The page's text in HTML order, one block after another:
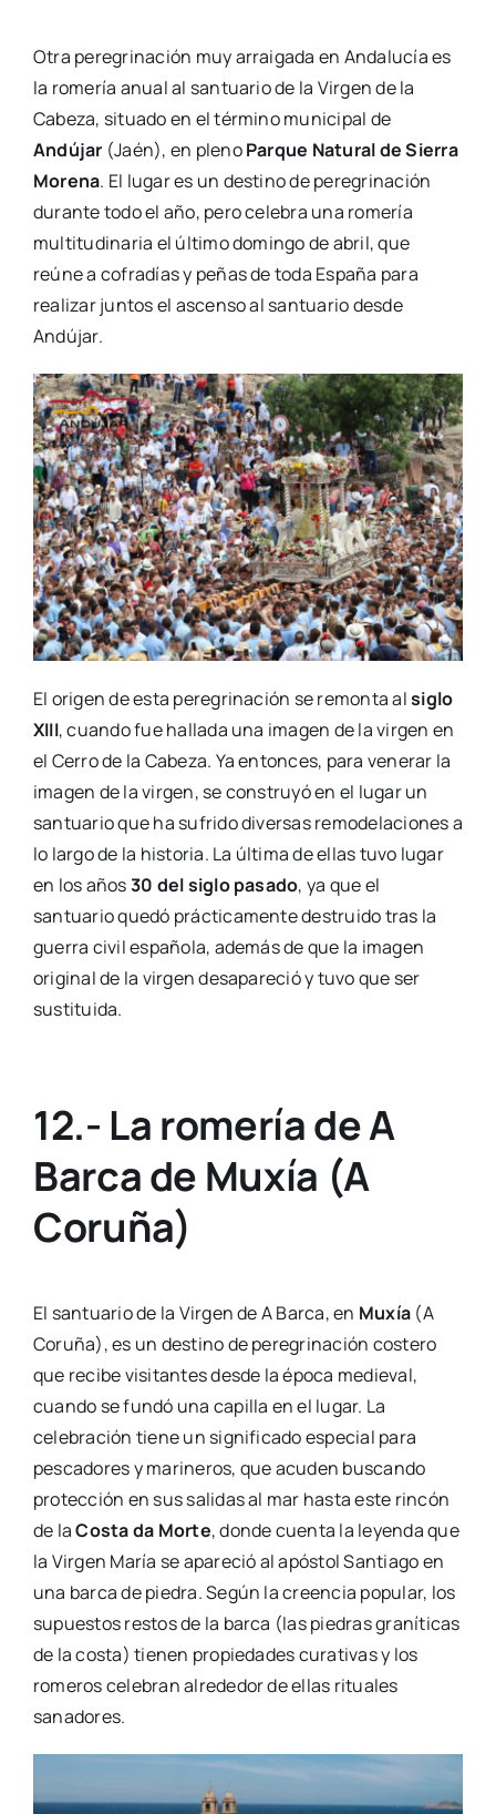
Otra peregrinación muy arraigada en Andalucía es
la romería anual al santuario de la Virgen de la
Cabeza, situado en el término municipal de
Andújar (Jaén), en plenoParque Natural de Sierra
Morena. El lugar es un destino de peregrinación
durante todo el año, pero celebra una romería
multitudinaria el último domingo de abril, que
reúne a cofradías y peñas de toda España para
realizar juntos el ascenso al santuario desde
Andújar.
El origen de esta peregrinación se remonta alsiglo
XIII, cuando fue hallada una imagen de la virgen en
el Cerro de la Cabeza. Ya entonces, para venerar la
imagen de la virgen, se construyó en el lugar un
santuario que ha sufrido diversas remodelaciones a
lo largo de la historia. La última de ellas tuvo lugar
en los años30 del siglo pasado, ya que el
santuario quedó prácticamente destruido tras la
guerra civil española, además de que la imagen
original de la virgen desapareció y tuvo que ser
sustituida.
12.- La romería de A
Barca de Muxía (A
Coruña)
El santuario de la Virgen de A Barca, en Muxía (A
Coruña), es un destino de peregrinación costero
que recibe visitantes desde la época medieval,
cuando se fundó una capilla en el lugar. La
celebración tiene un significado especial para
pescadores y marineros, que acuden buscando
protección en sus salidas al mar hasta este rincón
de laCosta da Morte, donde cuenta la leyenda que
la Virgen María se apareció al apóstol Santiago en
una barca de piedra. Según la creencia popular, los
supuestos restos de la barca (las piedras graníticas
de la costa) tienen propiedades curativas y los
romeros celebran alrededor de ellas rituales
sanadores.